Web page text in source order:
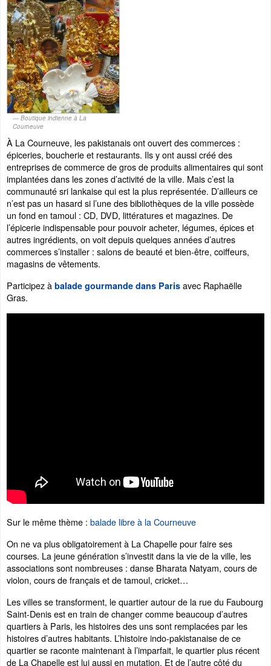
Boutique indienne à La
Courneuve
À La Courneuve, les pakistanais ont ouvert des commerces :
épiceries, boucherie et restaurants. Ils y ont aussi créé des
entreprises de commerce de gros de produits alimentaires qui sont
implantées dans les zones d’activité de la ville. Mais c’est la
communauté sri lankaise qui est la plus représentée. D’ailleurs ce
n’est pas un hasard si l’une des bibliothèques de la ville possède
un fond en tamoul : CD, DVD, littératures et magazines. De
l’épicerie indispensable pour pouvoir acheter, légumes, épices et
autres ingrédients, on voit depuis quelques années d’autres
commerces s’installer : salons de beauté et bien-être, coiffeurs,
magasins de vêtements.
Participez à balade gourmande dans Paris avec Raphaëlle
Gras.
Sur le même thème : balade libre à la Courneuve
On ne va plus obligatoirement à La Chapelle pour faire ses
courses. La jeune génération s’investit dans la vie de la ville, les
associations sont nombreuses : danse Bharata Natyam, cours de
violon, cours de français et de tamoul, cricket…
Les villes se transforment, le quartier autour de la rue du Faubourg
Saint-Denis est en train de changer comme beaucoup d’autres
quartiers à Paris, les histoires des uns sont remplacées par les
histoires d’autres habitants. L’histoire indo-pakistanaise de ce
quartier se raconte maintenant à l’imparfait, le quartier plus récent
de La Chapelle est lui aussi en mutation. Et de l’autre côté du